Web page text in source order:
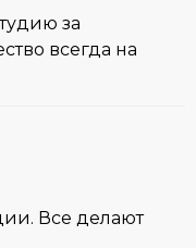
за
всегда на
Все делают